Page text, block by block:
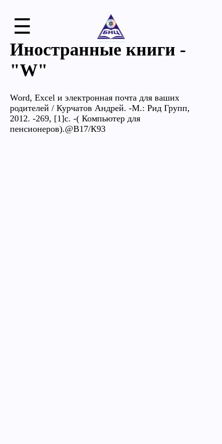
☰
Иностранные книги -
"W"
Word, Excel и электронная почта для ваших
родителей / Курчатов Андрей. -М.: Рид Групп,
2012. -269, [1]с. -( Компьютер для
пенсионеров).@В17/К93